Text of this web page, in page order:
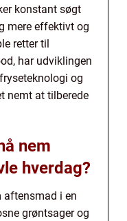
konstant søgt
mere effektivt og
retter til
har udviklingen
og
nemt at tilberede
nem
hverdag?
aftensmad i en
grøntsager og